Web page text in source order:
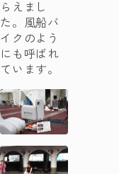
らえまし
た。風船バ
イクのよう
にも呼ばれ
ています。